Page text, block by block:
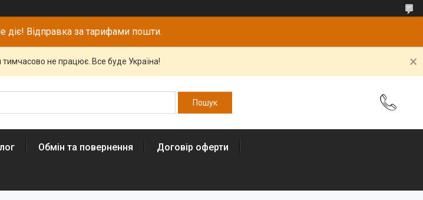
діє! Відправка за тарифами пошти.
тимчасово не працює. Все буде Україна!
Обмін та повернення Договір оферти